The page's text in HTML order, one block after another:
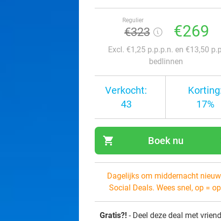
Regulier
€323 €269
Excl. €1,25 p.p.p.n. en €13,50
bedlinnen
Verkocht:
43
17%
shopping_cart Boek nu
Dagelijks om middernacht
Social Deals. Wees snel, op =
Gratis?! - Deel deze deal met